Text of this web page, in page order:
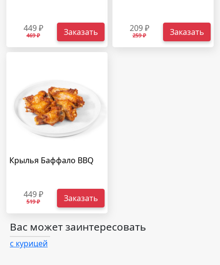
449 ₽
469 ₽ Заказать 209 ₽
259 ₽ Заказать
Крылья Баффало BBQ
449 ₽
519 ₽ Заказать
Вас может заинтересовать
с курицей